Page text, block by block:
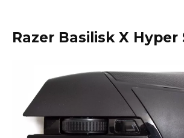
Razer Basilisk X Hyper